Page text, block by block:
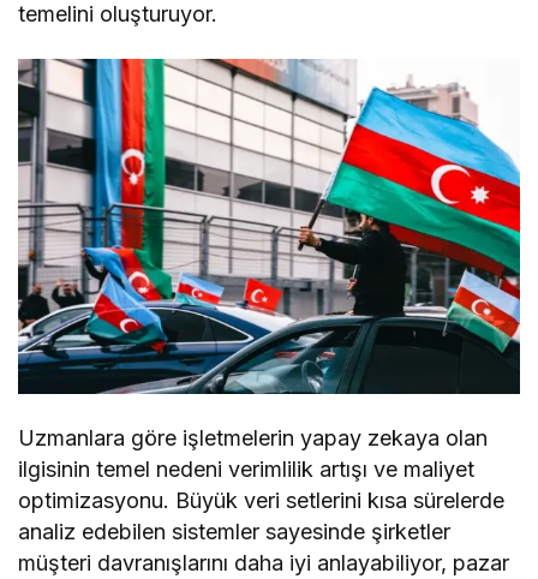
temelini oluşturuyor.
Uzmanlara göre işletmelerin yapay zekaya olan
ilgisinin temel nedeni verimlilik artışı ve maliyet
optimizasyonu. Büyük veri setlerini kısa sürelerde
analiz edebilen sistemler sayesinde şirketler
müşteri davranışlarını daha iyi anlayabiliyor, pazar